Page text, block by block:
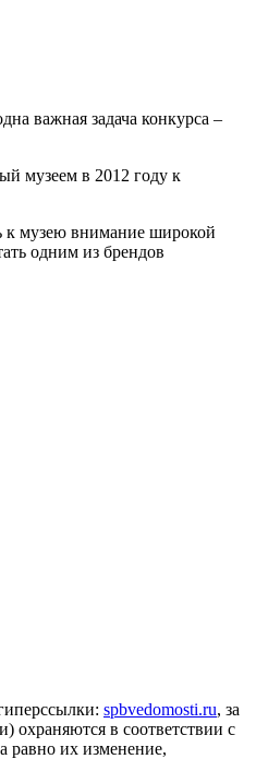
важная задача конкурса –
музеем в 2012 году к
к музею внимание широкой
одним из брендов
spbvedomosti.ru, за
охраняются в соответствии с
равно их изменение,